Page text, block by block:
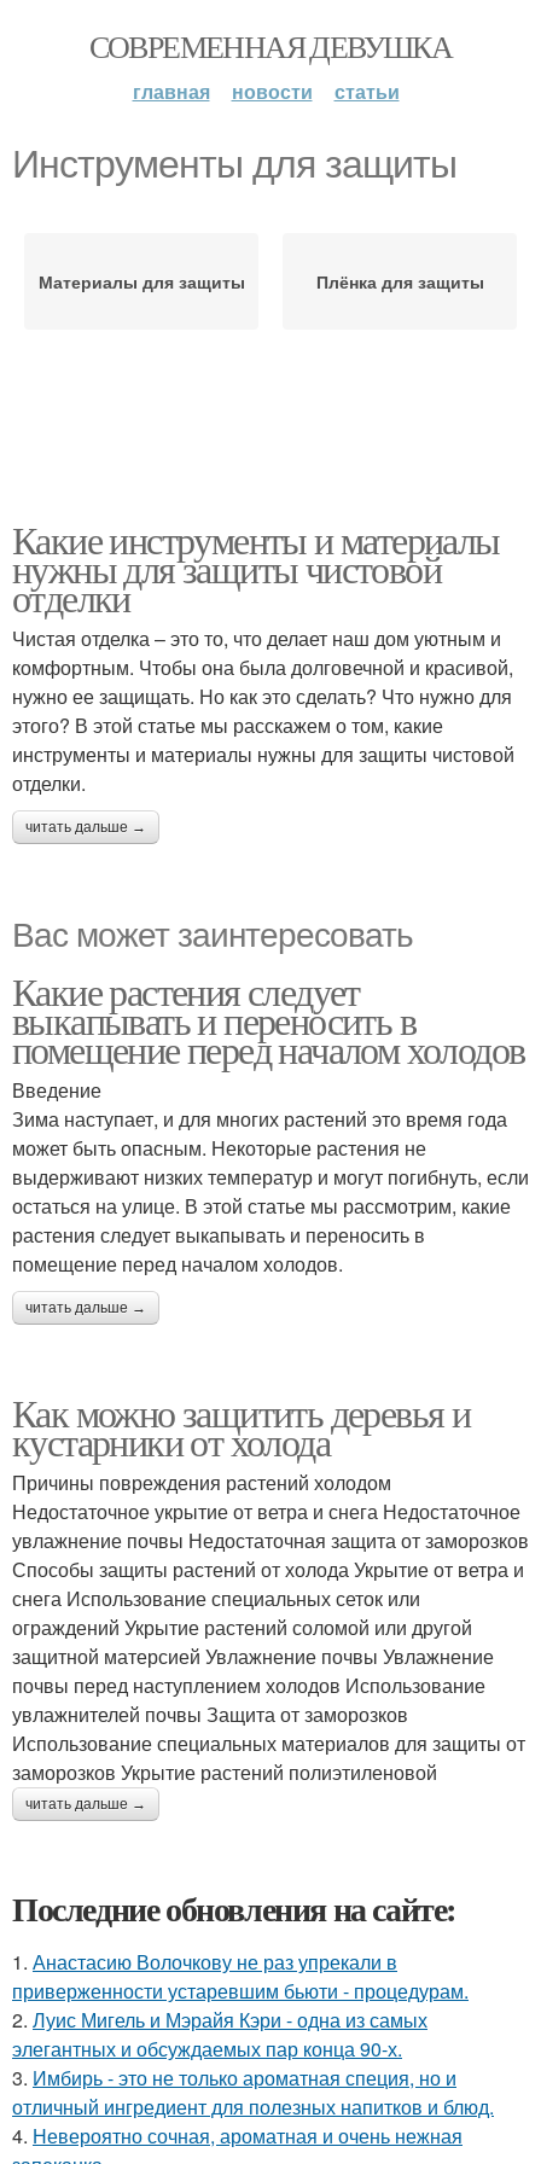
СОВРЕМЕННАЯ ДЕВУШКА
главная новости статьи
Инструменты для защиты
Материалы для защиты Плёнка для защиты
Какие инструменты и материалы
нужны для защиты чистовой
отделки
Чистая отделка – это то, что делает наш дом уютным и
комфортным. Чтобы она была долговечной и красивой,
нужно ее защищать. Но как это сделать? Что нужно для
этого? В этой статье мы расскажем о том, какие
инструменты и материалы нужны для защиты чистовой
отделки.
читать дальше →
Вас может заинтересовать
Какие растения следует
выкапывать и переносить в
помещение перед началом холодов
Введение
Зима наступает, и для многих растений это время года
может быть опасным. Некоторые растения не
выдерживают низких температур и могут погибнуть, если
остаться на улице. В этой статье мы рассмотрим, какие
растения следует выкапывать и переносить в
помещение перед началом холодов.
читать дальше →
Как можно защитить деревья и
кустарники от холода
Причины повреждения растений холодом
Недостаточное укрытие от ветра и снега Недостаточное
увлажнение почвы Недостаточная защита от заморозков
Способы защиты растений от холода Укрытие от ветра и
снега Использование специальных сеток или
ограждений Укрытие растений соломой или другой
защитной матерсией Увлажнение почвы Увлажнение
почвы перед наступлением холодов Использование
увлажнителей почвы Защита от заморозков
Использование специальных материалов для защиты от
заморозков Укрытие растений полиэтиленовой
читать дальше →
Последние обновления на сайте:
1. Анастасию Волочкову не раз упрекали в
приверженности устаревшим бьюти - процедурам.
2. Луис Мигель и Мэрайя Кэри - одна из самых
элегантных и обсуждаемых пар конца 90-х.
3. Имбирь - это не только ароматная специя, но и
отличный ингредиент для полезных напитков и блюд.
4. Невероятно сочная, ароматная и очень нежная